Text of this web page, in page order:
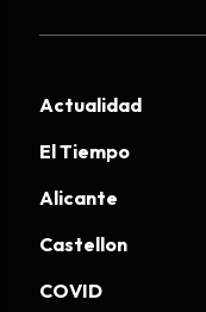
Actualidad
El Tiempo
Alicante
Castellon
COVID